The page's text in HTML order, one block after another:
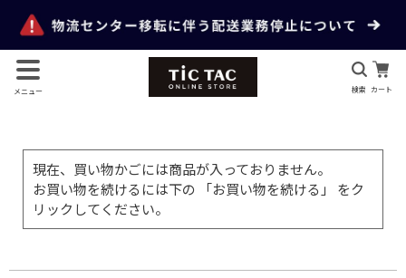
メニュー 検索 カート
現在、買い物かごには商品が入っておりません。
お買い物を続けるには下の 「お買い物を続ける」 をク
リックしてください。